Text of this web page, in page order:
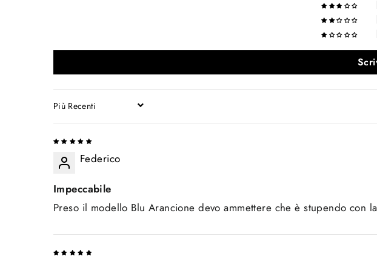
SORT BY
Federico
Impeccabile
Preso il modello Blu Arancione devo ammettere che è stupendo con